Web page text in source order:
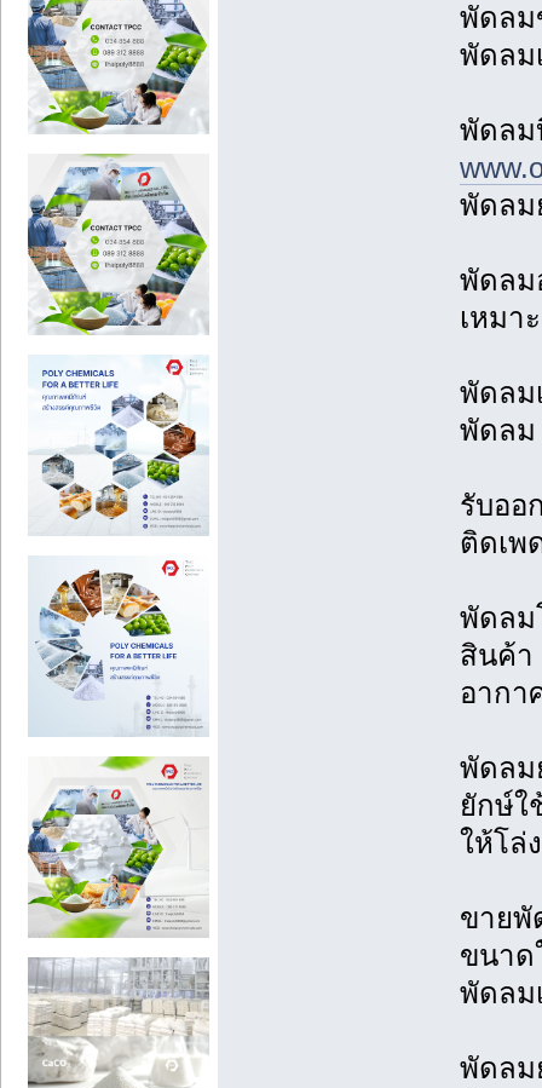
พัดล
พัดลม
พัดล
พัดลม
พัดลม
เหมา
พัดลม
พัดลม
รับออ
ติดเพ
พัดลม
สินค้า
อากา
พัดลม
ยักษ์ใ
ให้โล่
ขายพั
ขนา
พัดลม
พัดลม